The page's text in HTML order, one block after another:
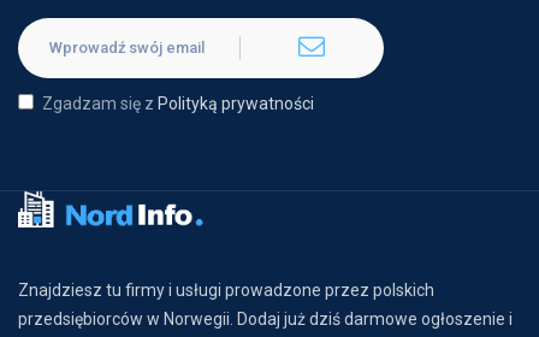
Zgadzam się z Polityką prywatności
Znajdziesz tu firmy i usługi prowadzone przez polskich
przedsiębiorców w Norwegii. Dodaj już dziś darmowe ogłoszenie i